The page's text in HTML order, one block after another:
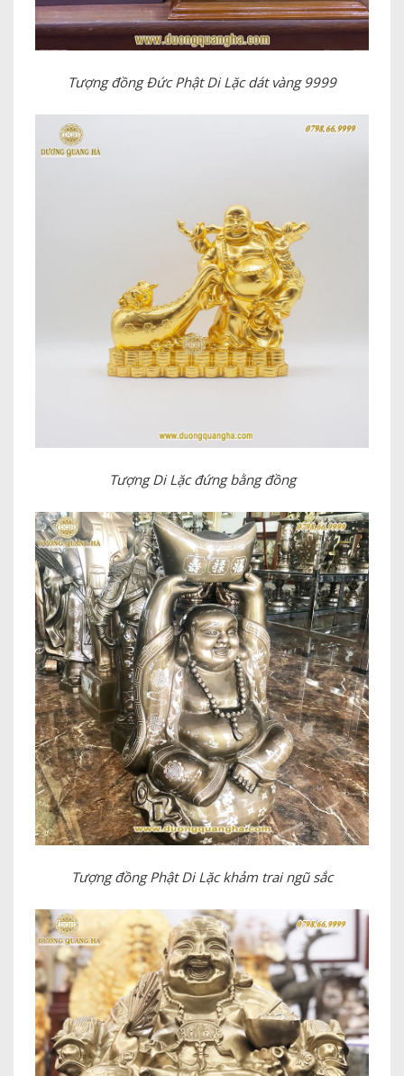
Tượng đồng Đức Phật Di Lặc dát vàng 9999
Tượng Di Lặc đứng bằng đồng
Tượng đồng Phật Di Lặc khảm trai ngũ sắc